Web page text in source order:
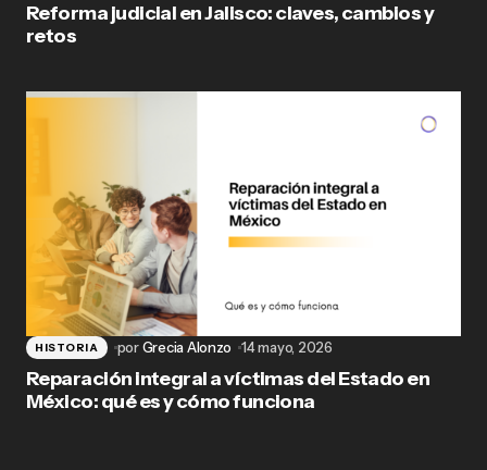
Reforma judicial en Jalisco: claves, cambios y
retos
HISTORIA porGrecia Alonzo 14 mayo, 2026
Reparación integral a víctimas del Estado en
México: qué es y cómo funciona